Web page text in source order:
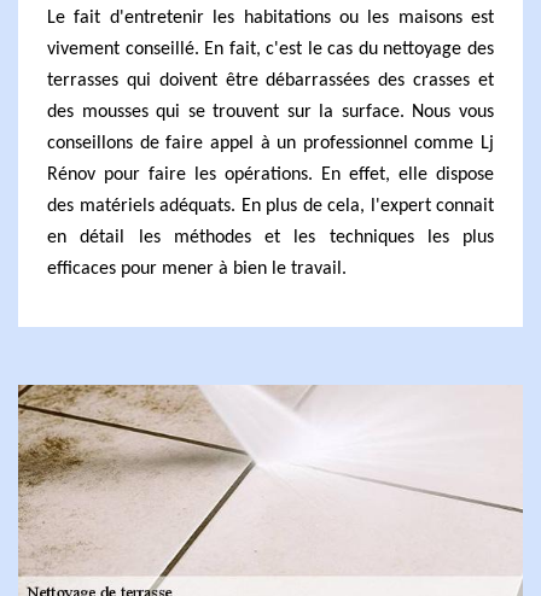
Le fait d'entretenir les habitations ou les maisons est
vivement conseillé. En fait, c'est le cas du nettoyage des
terrasses qui doivent être débarrassées des crasses et
des mousses qui se trouvent sur la surface. Nous vous
conseillons de faire appel à un professionnel comme Lj
Rénov pour faire les opérations. En effet, elle dispose
des matériels adéquats. En plus de cela, l'expert connait
en détail les méthodes et les techniques les plus
efficaces pour mener à bien le travail.